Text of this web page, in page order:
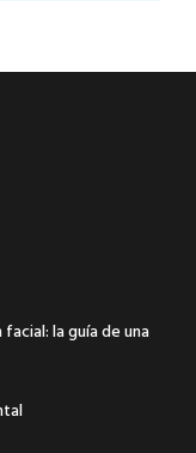
la guía de una